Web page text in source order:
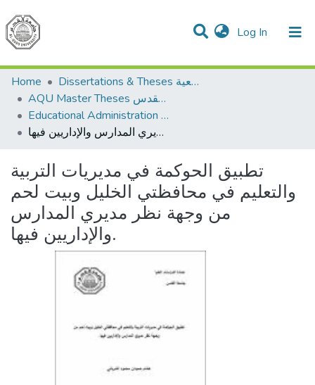
Log In (current)
Communities & Collections
All of DSpace
Home
Dissertations & Theses الرسائل الجامعية
AQU Master Theses الرسائل الجامعية الخاصة بجامعة القدس
Educational Administration الادارة التربوية
تطبيق الحوكمة في مديريات التربية والتعليم في محافظتي الخليل وبيت لحم من وجهة نظر مديري المدارس والإداريين فيها.
تطبيق الحوكمة في مديريات التربية
والتعليم في محافظتي الخليل وبيت لحم
من وجهة نظر مديري المدارس
والإداريين فيها.